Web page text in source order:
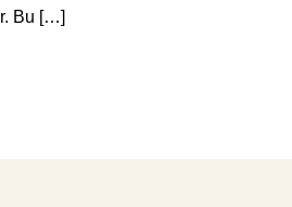
Bu […]